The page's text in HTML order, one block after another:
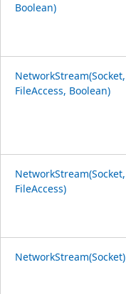
Boolean)
NetworkStream(Socket,
FileAccess, Boolean)
NetworkStream(Socket,
FileAccess)
NetworkStream(Socket)